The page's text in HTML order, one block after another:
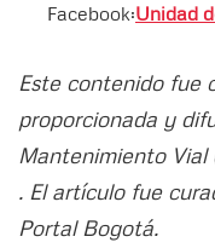
Facebook:Unidad
Este contenido fue
proporcionada y
Mantenimiento Vial
. El artículo fue
Portal Bogotá.